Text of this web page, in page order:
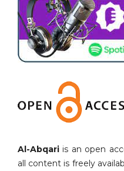
Al-Abqari is an open
all content is freely